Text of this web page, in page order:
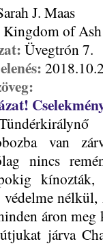
J. Maas
Kingdom of Ash
Üvegtrón 7.
van
nincs
kínozták,
nélkül,
áron
járva